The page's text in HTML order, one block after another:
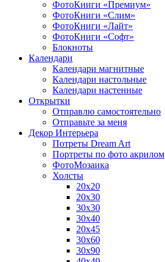
ФотоКниги «Премиум»
ФотоКниги «Слим»
ФотоКниги «Лайт»
ФотоКниги «Софт»
Блокноты
Календари
Календари магнитные
Календари настольные
Календари настенные
Открытки
Отправлю самостоятельно
Отправьте за меня
Декор Интерьера
Потреты Dream Art
Портреты по фото акрилом
ФотоМозаика
Холсты
20х20
20х30
30х30
30х40
20х45
30х60
30х90